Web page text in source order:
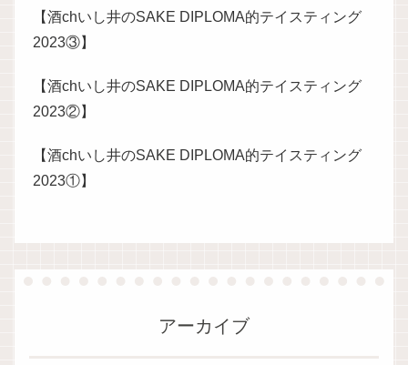
【酒chいし井のSAKE DIPLOMA的テイスティング
2023③】
【酒chいし井のSAKE DIPLOMA的テイスティング
2023②】
【酒chいし井のSAKE DIPLOMA的テイスティング
2023①】
アーカイブ